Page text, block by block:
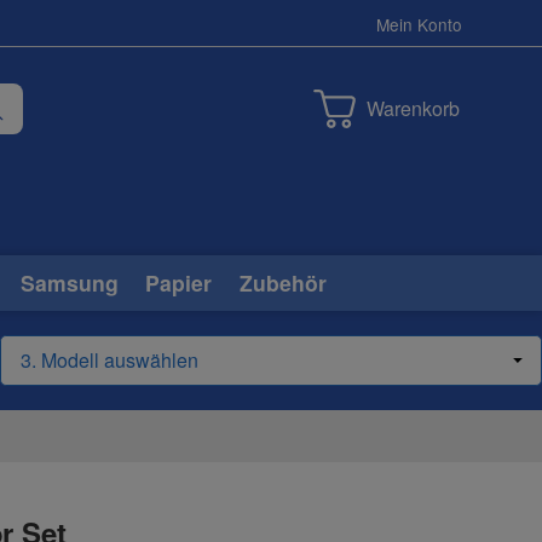
Mein Konto
Warenkorb
Samsung Papier Zubehör
Set